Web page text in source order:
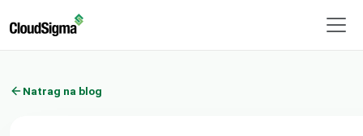
Natrag na blog